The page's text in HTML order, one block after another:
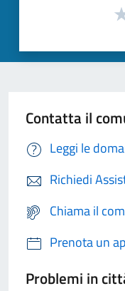
Contatta il
Leggi le
Richiedi
Chiama il
Prenota un
Problemi in